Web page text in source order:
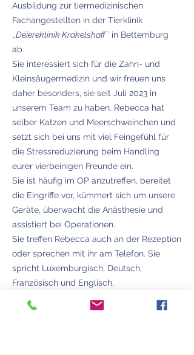
Ausbildung zur tiermedizinischen
Fachangestellten in der Tierklinik
,,Déiereklinik Krakelshaff``in Bettemburg
ab.
Sie interessiert sich für die Zahn- und
Kleinsäugermedizin und wir freuen uns
daher besonders, sie seit Juli 2023 in
unserem Team zu haben. Rebecca hat
selber Katzen und Meerschweinchen und
setzt sich bei uns mit viel Feingefühl für
die Stressreduzierung beim Handling
eurer vierbeinigen Freunde ein.
Sie ist häufig im OP anzutreffen, bereitet
die Eingriffe vor, kümmert sich um unsere
Geräte, überwacht die Anästhesie und
assistiert bei Operationen.
Sie treffen Rebecca auch an der Rezeption
oder sprechen mit ihr am Telefon. Sie
spricht Luxemburgisch, Deutsch,
Französisch und Englisch.